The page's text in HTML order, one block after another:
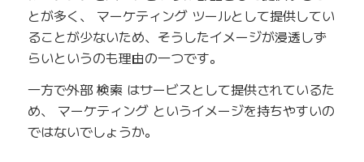
とが多く、 マーケティング ツールとして提供してい
ることが少ないため、そうしたイメージが浸透しず
らいというのも理由の一つです。
一方で外部 検索 はサービスとして提供されているた
め、 マーケティング というイメージを持ちやすいの
ではないでしょうか。